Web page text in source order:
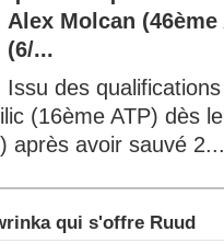
Alex Molcan
(6/...
Issu des
(16ème ATP) dès
après avoir sauvé 2...
qui s'offre Ruud